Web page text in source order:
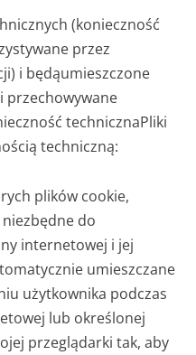
(konieczność
przez
i będąumieszczone
przechowywane
technicznaPliki
techniczną:
plików cookie,
do
internetowej i jej
umieszczane
użytkownika podczas
lub określonej
przeglądarki tak, aby